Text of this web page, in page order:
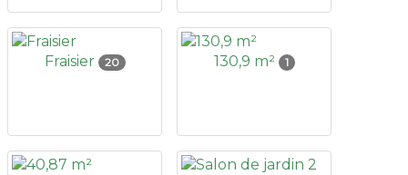
Fraisier 20 130,9 m² 1